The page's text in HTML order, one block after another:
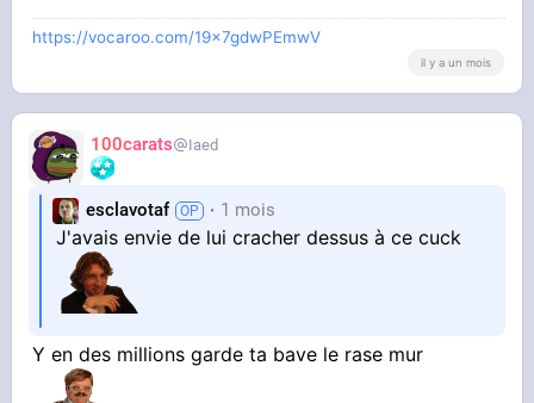
https://vocaroo.com/19x7gdwPEmwV
il y a un mois
100carats Iaed
esclavotaf 1 mois
J'avais envie de lui cracher dessus à ce cuck
Y en des millions garde ta bave le rase mur